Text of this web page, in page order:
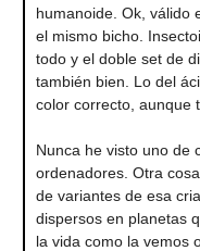
humanoide. Ok, válido
el mismo bicho.
todo y el doble set de
también bien. Lo del
color correcto, aunque
Nunca he visto uno de
ordenadores. Otra
de variantes de esa
dispersos en planetas
la vida como la vemos